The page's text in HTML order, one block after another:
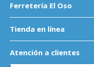
Ferretería El Oso
Tienda en línea
Atención a clientes